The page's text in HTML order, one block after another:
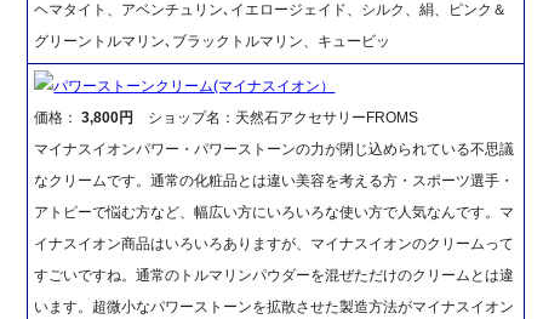
ヘマタイト、アベンチュリン､イエロージェイド、シルク、絹、ピンク＆
グリーントルマリン､ブラックトルマリン、キュービッ
パワーストーンクリーム(マイナスイオン）
価格：3,800円
ショップ名：天然石アクセサリーFROMS
マイナスイオンパワー・パワーストーンの力が閉じ込められている不思議
なクリームです。通常の化粧品とは違い美容を考える方・スポーツ選手・
アトピーで悩む方など、幅広い方にいろいろな使い方で人気なんです。マ
イナスイオン商品はいろいろありますが、マイナスイオンのクリームって
すごいですね。通常のトルマリンパウダーを混ぜただけのクリームとは違
います。超微小なパワーストーンを拡散させた製造方法がマイナスイオン